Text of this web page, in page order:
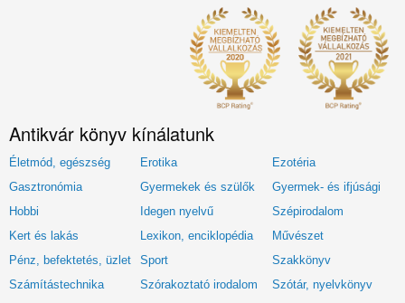
Antikvár könyv kínálatunk
Életmód, egészség Erotika
Ezotéria
Gasztronómia
Gyermekek és szülők
Gyermek- és ifjúsági
Hobbi
Idegen nyelvű
Szépirodalom
Kert és lakás
Lexikon, enciklopédia
Művészet
Pénz, befektetés, üzlet
Sport
Szakkönyv
Számítástechnika
Szórakoztató irodalom
Szótár, nyelvkönyv